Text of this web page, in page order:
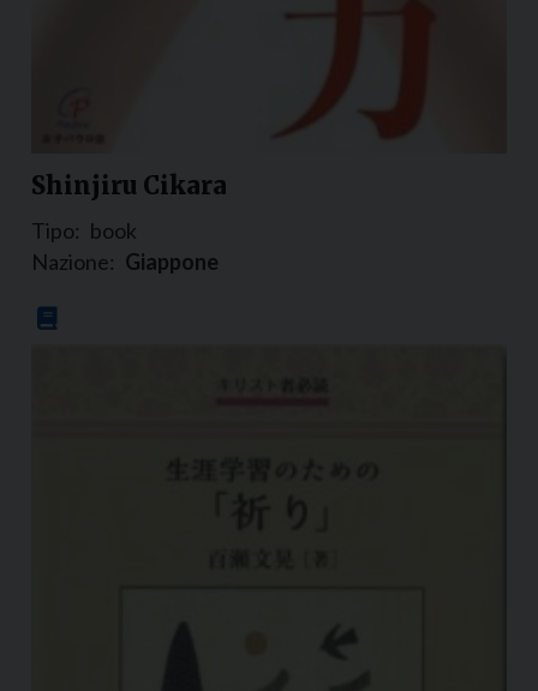
Shinjiru Cikara
Tipo: book
Nazione: Giappone